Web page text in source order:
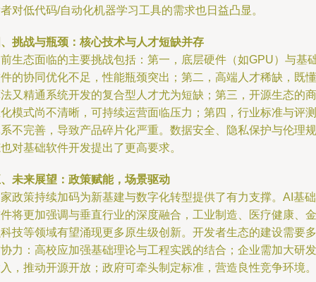
对低代码/自动化机器学习工具的需求也日益凸显。
挑战与瓶颈：核心技术与人才短缺并存
生态面临的主要挑战包括：第一，底层硬件（如GPU）与基
的协同优化不足，性能瓶颈突出；第二，高端人才稀缺，既懂
又精通系统开发的复合型人才尤为短缺；第三，开源生态的商
模式尚不清晰，可持续运营面临压力；第四，行业标准与评测
不完善，导致产品碎片化严重。数据安全、隐私保护与伦理规
对基础软件开发提出了更高要求。
未来展望：政策赋能，场景驱动
政策持续加码为新基建与数字化转型提供了有力支撑。AI基础
将更加强调与垂直行业的深度融合，工业制造、医疗健康、金
技等领域有望涌现更多原生级创新。开发者生态的建设需要多
力：高校应加强基础理论与工程实践的结合；企业需加大研发
，推动开源开放；政府可牵头制定标准，营造良性竞争环境。